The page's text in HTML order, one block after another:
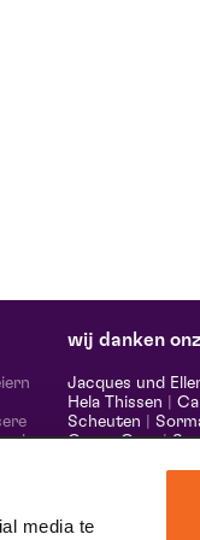
media te
&
wij danken
Jacques und
Hela Thissen
Scheuten
Cargo Care|